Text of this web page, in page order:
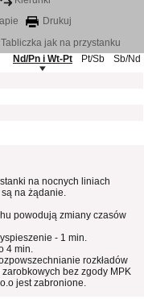
Drukuj
Tabliczka jak na przystanku
Nd/Pn i Wt-Pt
Pt/Sb
Sb/Nd
na nocnych liniach
na żądanie.
powodują zmiany czasów
- 1 min.
4 min.
rozkładów
bez zgody MPK
jest zabronione.